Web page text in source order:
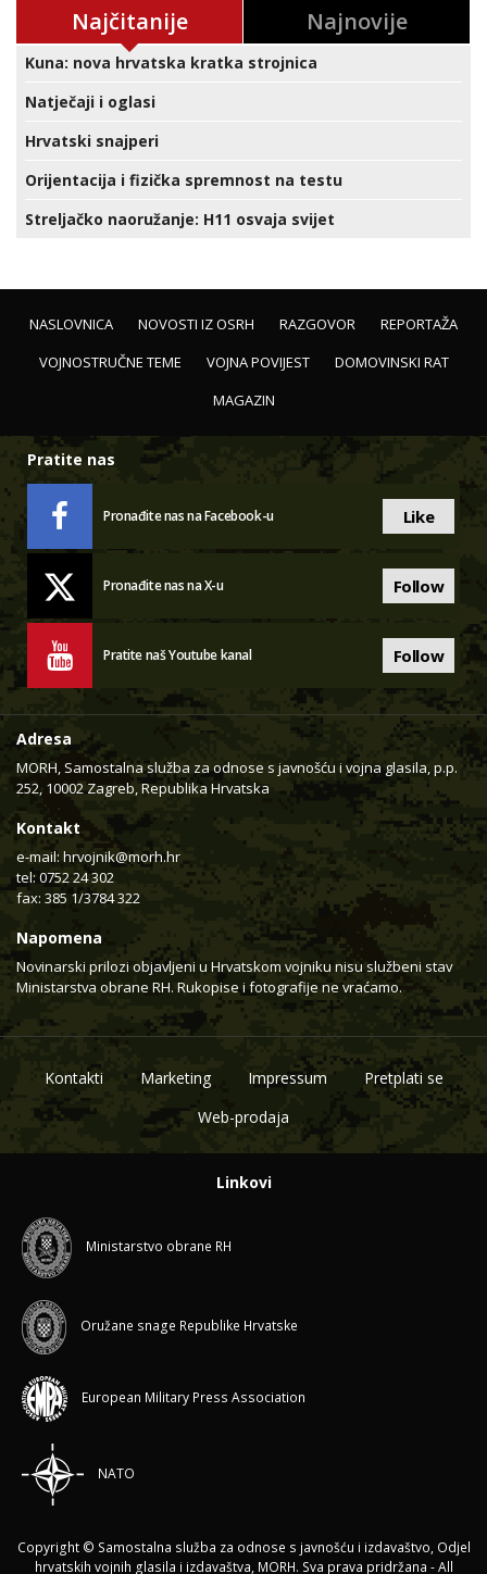
Najčitanije Najnovije
Kuna: nova hrvatska kratka strojnica
Natječaji i oglasi
Hrvatski snajperi
Orijentacija i fizička spremnost na testu
Streljačko naoružanje: H11 osvaja svijet
NASLOVNICA NOVOSTI IZ OSRH RAZGOVOR
REPORTAŽA
VOJNOSTRUČNE TEME
VOJNA POVIJEST
DOMOVINSKI RAT
MAGAZIN
Pratite nas
Pronađite nas na Facebook-u Like
Pronađite nas na X-u Follow
Pratite naš Youtube kanal Follow
Adresa
MORH, Samostalna služba za odnose s javnošću i vojna glasila, p.p.
252, 10002 Zagreb, Republika Hrvatska
Kontakt
e-mail: hrvojnik@morh.hr
tel: 0752 24 302
fax: 385 1/3784 322
Napomena
Novinarski prilozi objavljeni u Hrvatskom vojniku nisu službeni stav
Ministarstva obrane RH. Rukopise i fotografije ne vraćamo.
Kontakti Marketing Impressum
Pretplati se
Web-prodaja
Linkovi
Ministarstvo obrane RH
Oružane snage Republike Hrvatske
European Military Press Association
NATO
Copyright © Samostalna služba za odnose s javnošću i izdavaštvo, Odjel
hrvatskih vojnih glasila i izdavaštva, MORH. Sva prava pridržana - All